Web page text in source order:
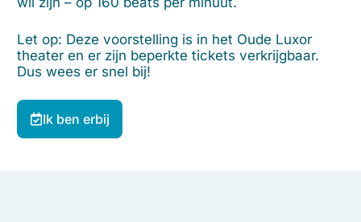
Let op: Deze voorstelling is in het Oude Luxor
theater en er zijn beperkte tickets verkrijgbaar.
Dus wees er snel bij!
Ik ben erbij